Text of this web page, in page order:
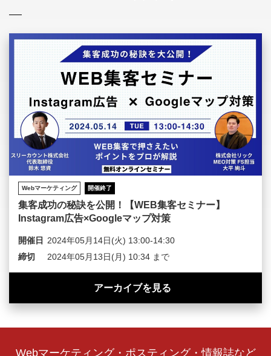
Webマーケティング 開催終了
集客成功の秘訣を公開！【WEB集客セミナー】
Instagram広告×Googleマップ対策
開催日
2024年05月14日(火) 13:00-14:30
締切
2024年05月13日(月) 10:34 まで
アーカイブを見る
Webマーケティング・ポスティング・情報誌など